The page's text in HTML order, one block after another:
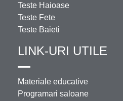
Teste Haioase
Teste Fete
Teste Baieti
LINK-URI UTILE
Materiale educative
Programari saloane